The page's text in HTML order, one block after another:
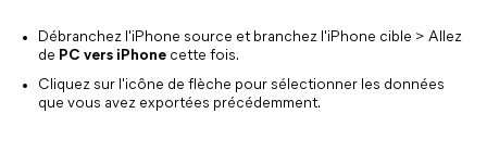
Débranchez l'iPhone source et branchez l'iPhone cible > Allez
de PC vers iPhone cette fois.
Cliquez sur l'icône de flèche pour sélectionner les données
que vous avez exportées précédemment.